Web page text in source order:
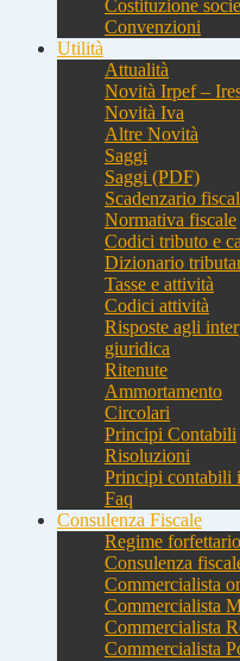
Costituzione
Convenzioni
Utilità
Attualità
Novità Irpef –
Novità Iva
Altre Novità
Saggi
Saggi (PDF)
Scadenzario
Normativa fiscale
Codici tributo e
Dizionario
Tasse e attività
Codici attività
Risposte agli
giuridica
Ritenute
Ammortamento
Circolari
Principi Contabili
Risoluzioni
Principi contabili
Faq
Consulenza Fiscale
Regime forfettario
Consulenza
Commercialista
Commercialista
Commercialista
Commercialista